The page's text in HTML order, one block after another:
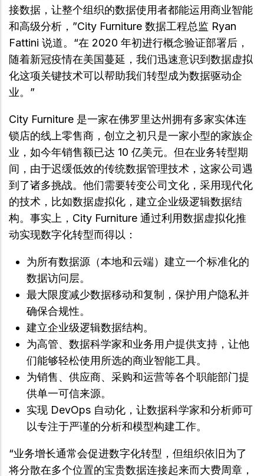
接数据，让整个组织的数据使用者都能运用商业智能
和高级分析，”City Furniture 数据工程总监 Ryan
Fattini 说道。“在 2020 年初进行概念验证部署后，
随着新冠疫情在美国蔓延，我们迅速意识到数据虚拟
化这项关键技术可以帮助我们转型成为数据驱动企
业。”
City Furniture 是一家在佛罗里达州拥有多家实体连
锁店的线上零售商，创立之初只是一家小型的家族企
业，如今年销售额已达 10 亿美元。但在业务转型期
间，由于迟缓低效的传统数据管理技术，这家公司遇
到了诸多挑战。他们需要转变公司文化，采用现代化
的技术，比如数据虚拟化，建立企业级逻辑数据结
构。事实上，City Furniture 通过利用数据虚拟化推
动实现数字化转型而得以：
为所有数据源（本地和云端）建立一个标准化的
数据访问层。
最大限度减少数据移动和复制，保护用户隐私并
确保合规性。
建立企业级逻辑数据结构。
为高管、数据科学家和业务用户提供支持，让他
们能够轻松使用所选的商业智能工具。
为销售、供应商、采购和运营等各个职能部门提
供单一可信来源。
实现 DevOps 自动化，让数据科学家和分析师可
以专注于严谨的分析和模型构建工作。
“业务增长通常会促进数字化转型，但组织依旧为了
将分散在多个位置的宝贵数据连接起来而大费周章，